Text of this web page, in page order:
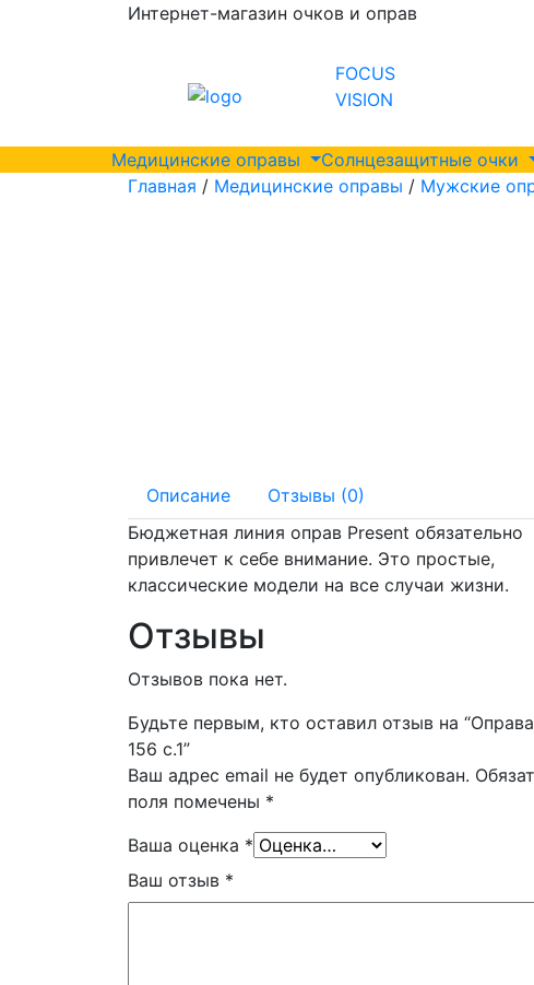
Интернет-магазин очков и оправ
FOCUS
VISION
Медицинские оправы Солнцезащитные очки
Главная / Медицинские оправы / Мужские
Описание
Отзывы (0)
Бюджетная линия оправ Present обязательно
привлечет к себе внимание. Это простые,
классические модели на все случаи жизни.
Отзывы
Отзывов пока нет.
Будьте первым, кто оставил отзыв на
156 с.1”
Ваш адрес email не будет опубликован.
поля помечены *
Ваша оценка *
Ваш отзыв *